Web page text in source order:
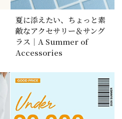
夏に添えたい、ちょっと素
敵なアクセサリー＆サング
ラス｜A Summer of
Accessories